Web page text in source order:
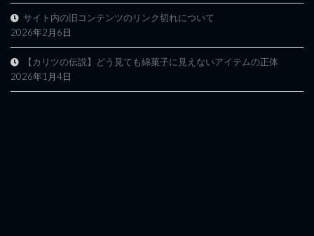
サイト内の旧コンテンツのリンク切れについて
2026年2月6日
【カリツの伝説】どう見ても綿菓子に見えないアイテムの正体
2026年1月4日